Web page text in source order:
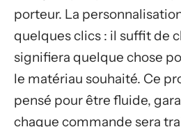
porteur. La
quelques clics : il suffit de
signifiera quelque chose
le matériau souhaité. Ce
pensé pour être fluide,
chaque commande sera